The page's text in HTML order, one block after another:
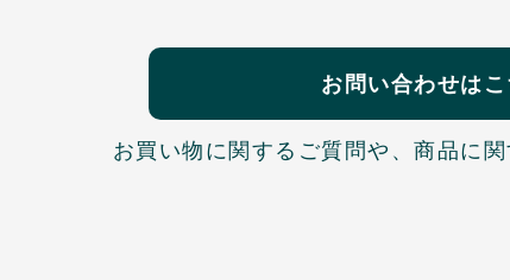
お問い合わせはこ
お買い物に関するご質問や、商品に関